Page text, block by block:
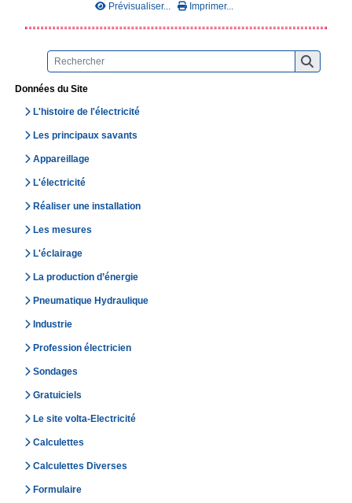
Données du Site
L'histoire de l'électricité
Les principaux savants
Appareillage
L'électricité
Réaliser une installation
Les mesures
L'éclairage
La production d’énergie
Pneumatique Hydraulique
Industrie
Profession électricien
Sondages
Gratuiciels
Le site volta-Electricité
Calculettes
Calculettes Diverses
Formulaire
Prévisualiser... Imprimer...